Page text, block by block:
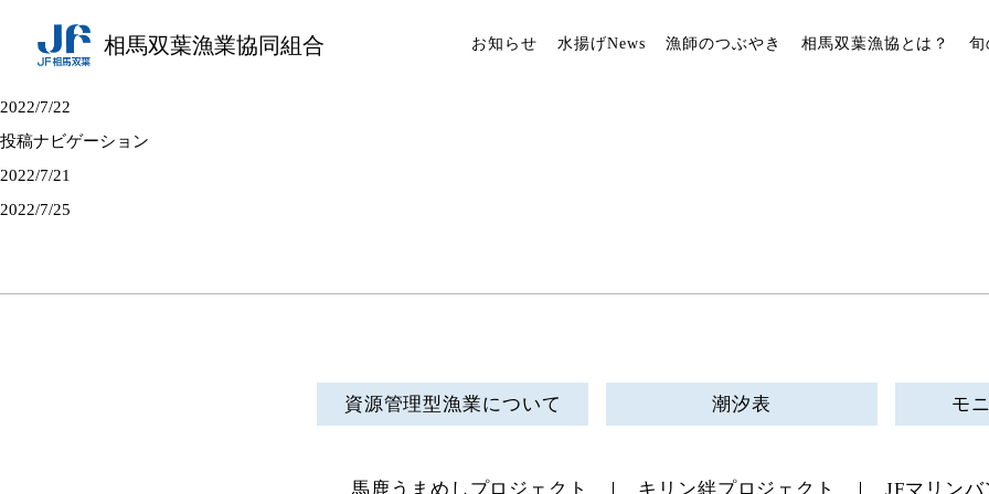
相馬双葉漁業協同組合 お知らせ 水揚げNews 漁師のつぶやき 相馬双葉漁協とは？ 旬
2022/7/22
投稿ナビゲーション
2022/7/21
2022/7/25
資源管理型漁業について 潮汐表 モ
馬鹿うまめしプロジェクト キリン絆プロジェクト JFマリンバ